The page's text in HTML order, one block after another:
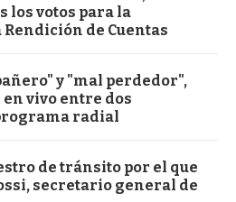
los votos para la
de Cuentas
y "mal perdedor",
vivo entre dos
radial
de tránsito por el que
secretario general de